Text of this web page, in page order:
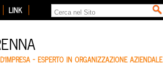
LINK
– ESPERTO IN ORGANIZZAZIONE AZIENDALE